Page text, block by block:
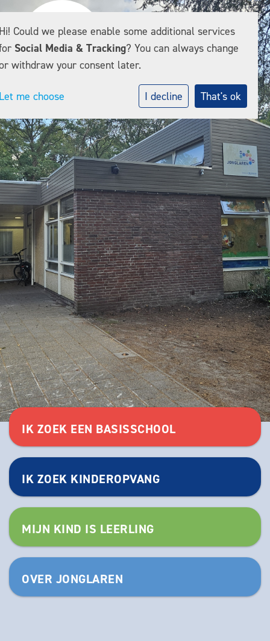
IK ZOEK EEN BASISSCHOOL
IK ZOEK KINDEROPVANG
MIJN KIND IS LEERLING
OVER JONGLAREN
Could we please enable some additional services
Social Media & Tracking? You can always change
withdraw your consent later.
me choose I decline That's ok